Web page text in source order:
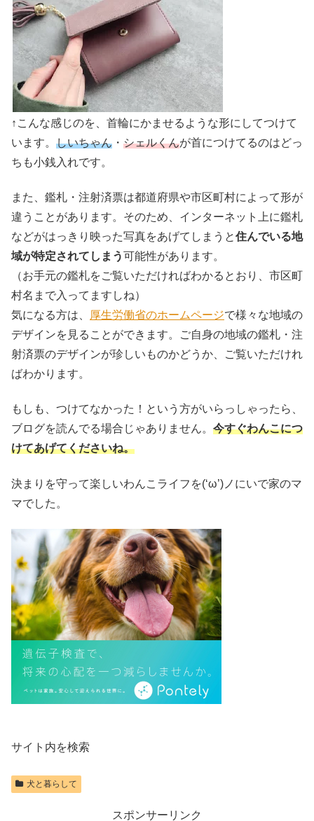
↑こんな感じのを、首輪にかませるような形にしてつけて
います。 しいちゃん ・ シェルくんが首につけてるのはどっ
ちも小銭入れです。
また、鑑札・注射済票は都道府県や市区町村によって形が
違うことがあります。そのため、インターネット上に鑑札
などがはっきり映った写真をあげてしまうと住んでいる地
域が特定されてしまう可能性があります。
（お手元の鑑札をご覧いただければわかるとおり、市区町
村名まで入ってますしね）
気になる方は、
厚生労働省のホームページで様々な地域の
デザインを見ることができます。ご自身の地域の鑑札・注
射済票のデザインが珍しいものかどうか、ご覧いただけれ
ばわかります。
もしも、つけてなかった！という方がいらっしゃったら、
ブログを読んでる場合じゃありません。 今すぐわんこにつ
けてあげてくださいね。
決まりを守って楽しいわんこライフを(‘ω’)ノにいで家のマ
マでした。
サイト内を検索
犬と暮らして
スポンサーリンク